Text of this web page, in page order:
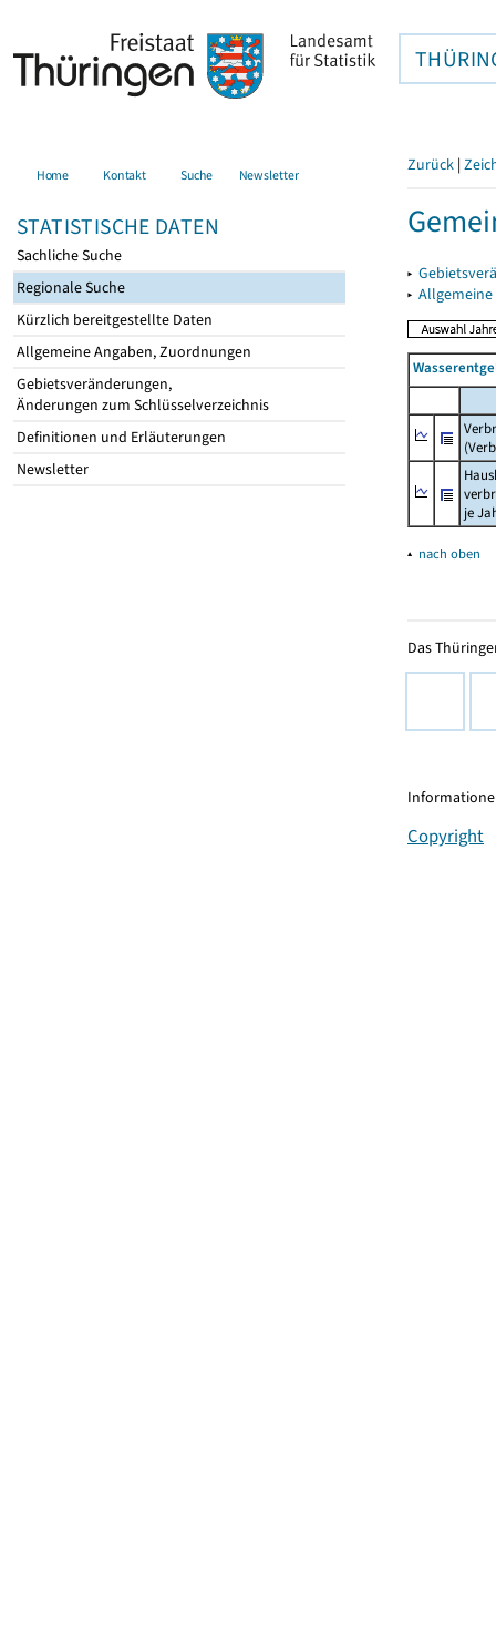
Home Kontakt Suche Newsletter
STATISTISCHE DATEN
Sachliche Suche
Regionale Suche
Kürzlich bereitgestellte Daten
Allgemeine Angaben, Zuordnungen
Gebietsveränderungen,
Änderungen zum Schlüsselverzeichnis
Definitionen und Erläuterungen
Newsletter
Zurück |
▸
▸
je
▴ nach oben
Das
Copyright